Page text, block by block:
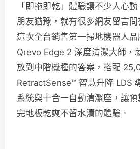
「即拖即乾」體驗讓不少人心
朋友猶豫，就有很多網友留言
這次全台銷售第一掃地機器人
Qrevo Edge 2 深度清潔大師，
放到中階機種的答案，搭配
RetractSense™ 智慧升降 LDS
系統與十合一自動清潔座，讓
完地板乾爽不留水漬的體驗。